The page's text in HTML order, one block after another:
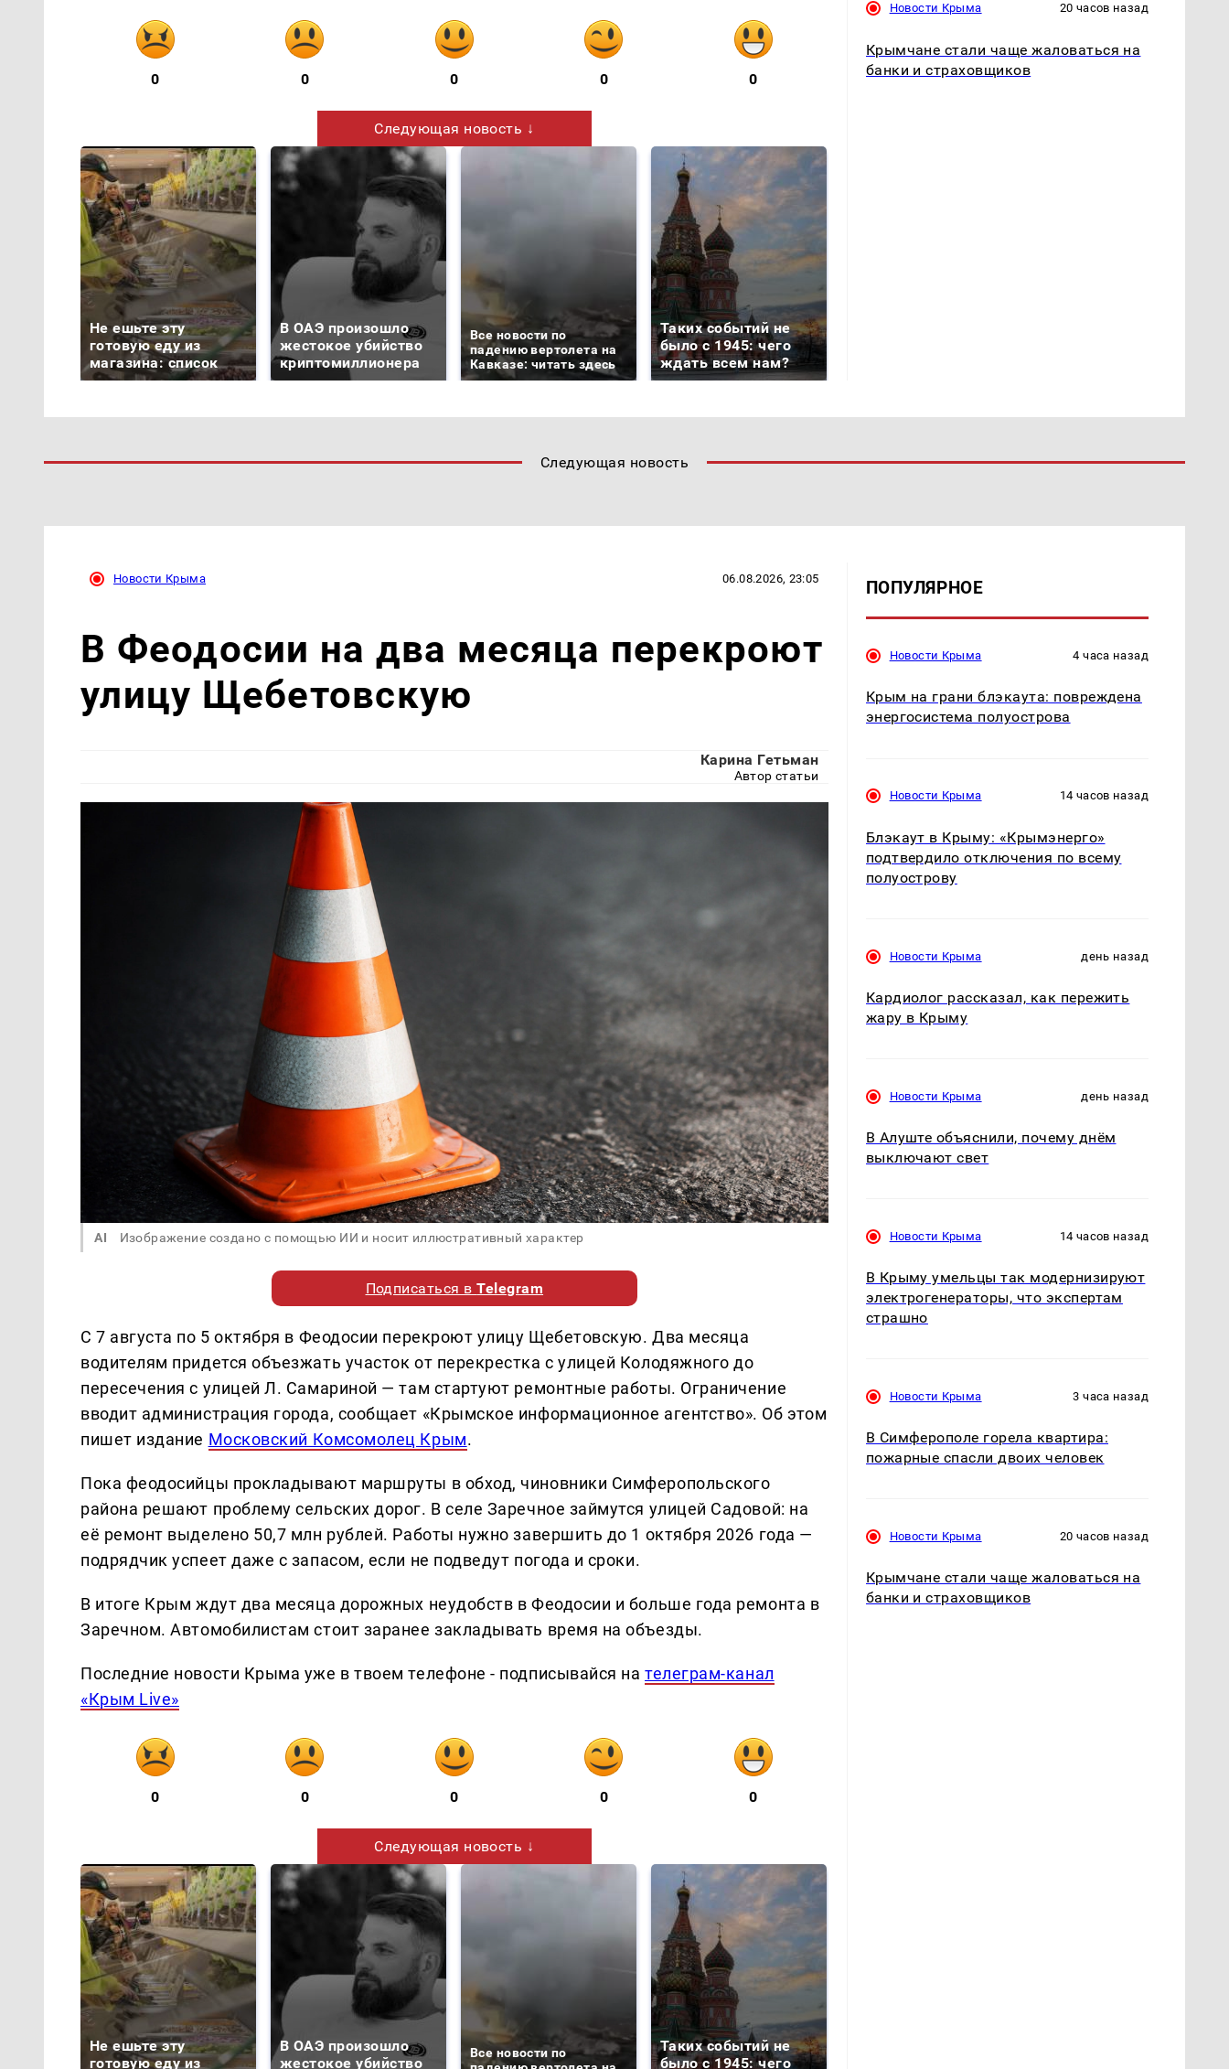
0 0 0 0 0
Следующая новость ↓
Не ешьте эту
готовую еду из
магазина: список
В ОАЭ произошло
жестокое убийство
криптомиллионера
Все новости по
падению вертолета на
Кавказе: читать здесь
Таких событий не
было с 1945: чего
ждать всем нам?
Новости Крыма 20 часов назад
Крымчане стали чаще жаловаться на
банки и страховщиков
Следующая новость
Новости Крыма 06.08.2026, 23:05
В Феодосии на два месяца перекроют
улицу Щебетовскую
Карина Гетьман
Автор статьи
AI Изображение создано с помощью ИИ и носит иллюстративный характер
Подписаться вTelegram
С 7 августа по 5 октября в Феодосии перекроют улицу Щебетовскую. Два месяца
водителям придется объезжать участок от перекрестка с улицей Колодяжного до
пересечения с улицей Л. Самариной — там стартуют ремонтные работы. Ограничение
вводит администрация города, сообщает «Крымское информационное агентство». Об этом
пишет издание Московский Комсомолец Крым.
Пока феодосийцы прокладывают маршруты в обход, чиновники Симферопольского
района решают проблему сельских дорог. В селе Заречное займутся улицей Садовой: на
её ремонт выделено 50,7 млн рублей. Работы нужно завершить до 1 октября 2026 года —
подрядчик успеет даже с запасом, если не подведут погода и сроки.
В итоге Крым ждут два месяца дорожных неудобств в Феодосии и больше года ремонта в
Заречном. Автомобилистам стоит заранее закладывать время на объезды.
Последние новости Крыма уже в твоем телефоне - подписывайся нателеграм-канал
«Крым Live»
0 0 0 0 0
Следующая новость ↓
Не ешьте эту
готовую еду из
В ОАЭ произошло
жестокое убийство
Все новости по
Таких событий не
было с 1945: чего
ПОПУЛЯРНОЕ
Новости Крыма 4 часа назад
Крым на грани блэкаута: повреждена
энергосистема полуострова
Новости Крыма 14 часов назад
Блэкаут в Крыму: «Крымэнерго»
подтвердило отключения по всему
полуострову
Новости Крыма день назад
Кардиолог рассказал, как пережить
жару в Крыму
Новости Крыма день назад
В Алуште объяснили, почему днём
выключают свет
Новости Крыма 14 часов назад
В Крыму умельцы так модернизируют
электрогенераторы, что экспертам
страшно
Новости Крыма 3 часа назад
В Симферополе горела квартира:
пожарные спасли двоих человек
Новости Крыма 20 часов назад
Крымчане стали чаще жаловаться на
банки и страховщиков